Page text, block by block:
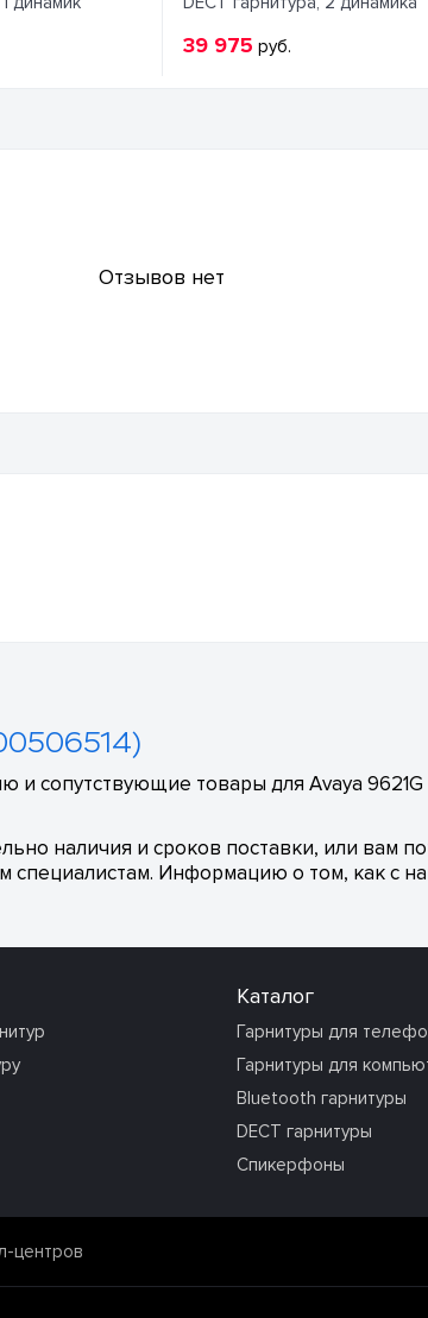
39 975 руб.
Отзывов нет
и сопутствующие товары для Avaya
наличия и сроков поставки, или вам
Информацию о том, как с
Каталог
Гарнитуры для
Гарнитуры для
Bluetooth гарнитуры
DECT гарнитуры
Спикерфоны
центров